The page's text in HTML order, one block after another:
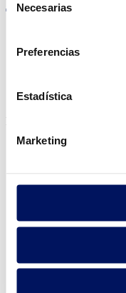
de Necesarias
Preferencias
Estadística
Marketing
Política de cookies
Fluidra S.A. 2025